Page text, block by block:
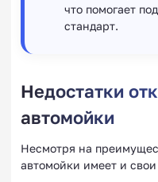
что помогает
стандарт.
Недостатки
автомойки
Несмотря на
автомойки имеет и свои